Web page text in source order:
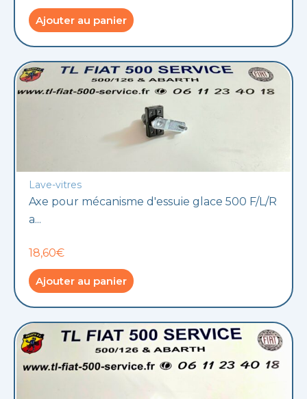
Ajouter au panier
Lave-vitres
Axe pour mécanisme d'essuie glace 500 F/L/R
a...
18,60€
Ajouter au panier